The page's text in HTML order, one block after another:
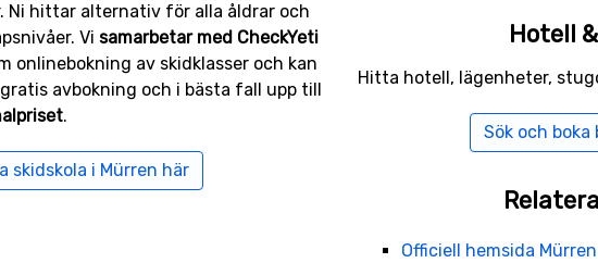
Ni hittar alternativ för alla åldrar och
Vi samarbetar med CheckYeti
onlinebokning av skidklasser och kan
avbokning och i bästa fall upp till
.
skidskola i Mürren här
Hotell
Hitta hotell, lägenheter,
Sök och boka
Officiell hemsida Mürren